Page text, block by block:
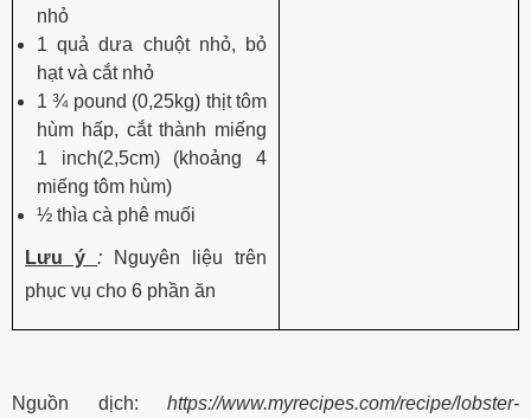
nhỏ
1 quả dưa chuột nhỏ, bỏ
hạt và cắt nhỏ
1 ¾ pound (0,25kg) thịt tôm
hùm hấp, cắt thành miếng
1 inch(2,5cm) (khoảng 4
miếng tôm hùm)
½ thìa cà phê muối
Lưu ý :
Nguyên liệu trên
phục vụ cho 6 phần ăn
Nguồn dịch: https://www.myrecipes.com/recipe/lobster-